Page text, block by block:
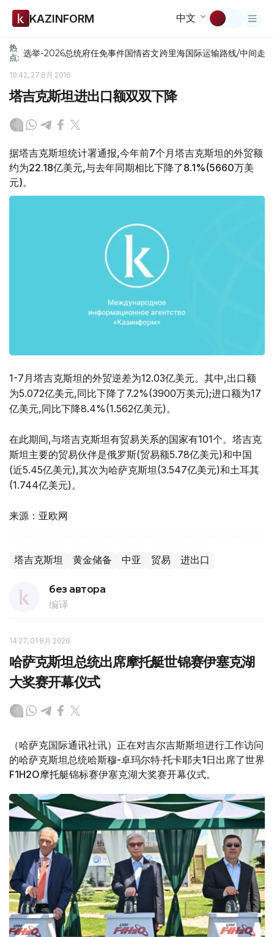
KAZINFORM 中文
热
点: 选举-2026总统府任免事件国情咨文跨里海国际运输路线/中间走廊
10:42, 27 8月 2016
塔吉克斯坦进出口额双双下降
据塔吉克斯坦统计署通报,今年前7个月塔吉克斯坦的外贸额
约为22.18亿美元,与去年同期相比下降了8.1%(5660万美
元)。
1-7月塔吉克斯坦的外贸逆差为12.03亿美元。其中,出口额
为5.072亿美元,同比下降了7.2%(3900万美元);进口额为17
亿美元,同比下降8.4%(1.562亿美元)。
在此期间,与塔吉克斯坦有贸易关系的国家有101个。塔吉克
斯坦主要的贸易伙伴是俄罗斯(贸易额5.78亿美元)和中国
(近5.45亿美元),其次为哈萨克斯坦(3.547亿美元)和土耳其
(1.744亿美元)。
来源：亚欧网
塔吉克斯坦 黄金储备 中亚 贸易 进出口
без автора
编译
14:27, 01 8月 2026
哈萨克斯坦总统出席摩托艇世锦赛伊塞克湖
大奖赛开幕仪式
（哈萨克国际通讯社讯）正在对吉尔吉斯斯坦进行工作访问
的哈萨克斯坦总统哈斯穆-卓玛尔特·托卡耶夫1日出席了世界
F1H2O摩托艇锦标赛伊塞克湖大奖赛开幕仪式。